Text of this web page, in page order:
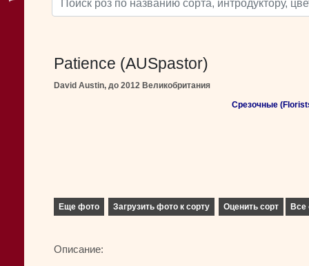
Patience (AUSpastor)
David Austin, до 2012 Великобритания
Срезочные
Еще фото Загрузить фото к сорту Оценить сорт Все
Описание: